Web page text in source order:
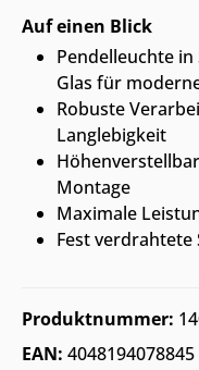
Auf einen Blick
Pendelleuchte
Glas für
Robuste
Langlebigkeit
Montage
Maximale
Fest
Produktnummer:
EAN: 4048194078845